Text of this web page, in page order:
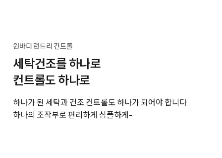
원바디 런드리 컨트롤
세탁건조를 하나로
컨트롤도 하나로
하나가 된 세탁과 건조 컨트롤도 하나가 되어야 합니다.
하나의 조작부로 편리하게 심플하게-